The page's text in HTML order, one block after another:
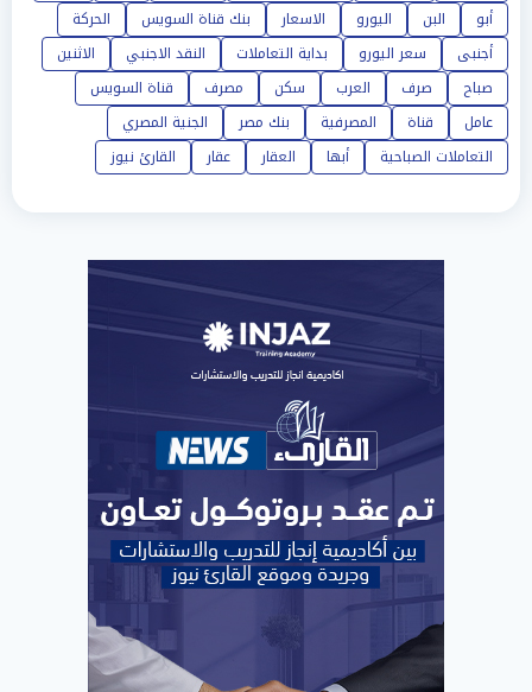
أبو
البن اليورو الاسعار بنك قناة السويس
الحركة
أجنبى
سعر اليورو بداية التعاملات النقد الاجنبي
الاثنين
صباح
صرف العرب سكن مصرف
قناة السويس
عامل
قناة المصرفية بنك مصر
الجنية المصري
التعاملات الصباحية
أبها العقار عقار القارئ نيوز